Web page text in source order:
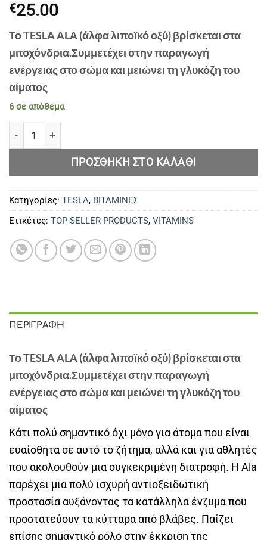
€25.00
Το TESLA ALA (άλφα λιποϊκό οξύ) βρίσκεται στα
μιτοχόνδρια.Συμμετέχει στην παραγωγή
ενέργειας στο σώμα και μειώνει τη γλυκόζη του
αίματος
6 σε απόθεμα
ΠΡΟΣΘΉΚΗ ΣΤΟ ΚΑΛΆΘΙ
Κατηγορίες: TESLA, ΒΙΤΑΜΙΝΕΣ
Ετικέτες: TOP SELLER PRODUCTS, VITAMINS
ΠΕΡΙΓΡΑΦΉ
Το TESLA ALA (άλφα λιποϊκό οξύ) βρίσκεται στα
μιτοχόνδρια.Συμμετέχει στην παραγωγή
ενέργειας στο σώμα και μειώνει τη γλυκόζη του
αίματος
Κάτι πολύ σημαντικό όχι μόνο για άτομα που είναι
ευαίσθητα σε αυτό το ζήτημα, αλλά και για αθλητές
που ακολουθούν μια συγκεκριμένη διατροφή. Η Ala
παρέχει μια πολύ ισχυρή αντιοξειδωτική
προστασία αυξάνοντας τα κατάλληλα ένζυμα που
προστατεύουν τα κύτταρα από βλάβες. Παίζει
επίσης σημαντικό ρόλο στην έκκριση της